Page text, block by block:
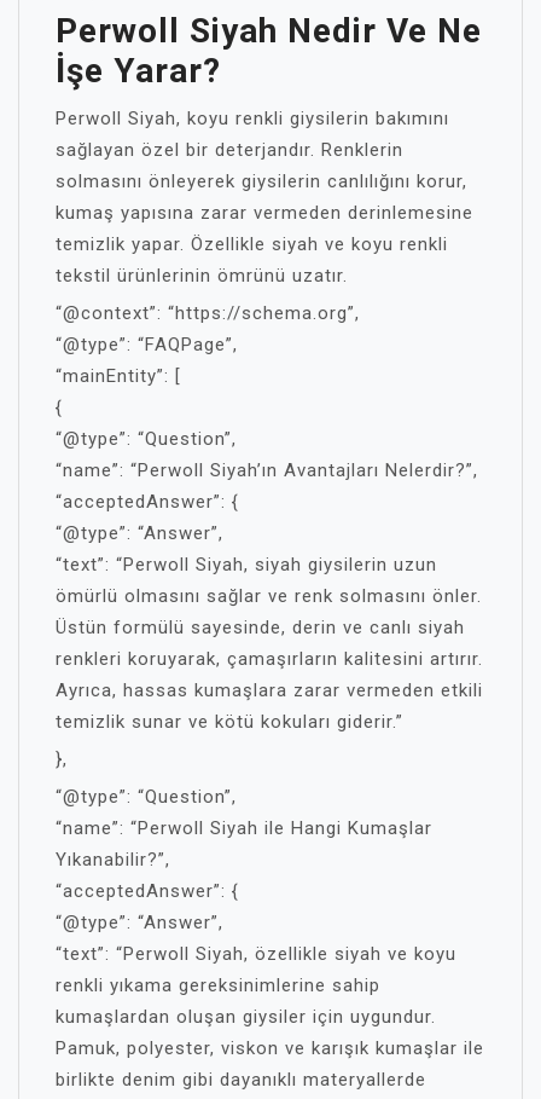
Perwoll Siyah Nedir Ve Ne
İşe Yarar?
Perwoll Siyah, koyu renkli giysilerin bakımını
sağlayan özel bir deterjandır. Renklerin
solmasını önleyerek giysilerin canlılığını korur,
kumaş yapısına zarar vermeden derinlemesine
temizlik yapar. Özellikle siyah ve koyu renkli
tekstil ürünlerinin ömrünü uzatır.
“@context”: “https://schema.org”,
“@type”: “FAQPage”,
“mainEntity”: [
{
“@type”: “Question”,
“name”: “Perwoll Siyah’ın Avantajları Nelerdir?”,
“acceptedAnswer”: {
“@type”: “Answer”,
“text”: “Perwoll Siyah, siyah giysilerin uzun
ömürlü olmasını sağlar ve renk solmasını önler.
Üstün formülü sayesinde, derin ve canlı siyah
renkleri koruyarak, çamaşırların kalitesini artırır.
Ayrıca, hassas kumaşlara zarar vermeden etkili
temizlik sunar ve kötü kokuları giderir.”
},
“@type”: “Question”,
“name”: “Perwoll Siyah ile Hangi Kumaşlar
Yıkanabilir?”,
“acceptedAnswer”: {
“@type”: “Answer”,
“text”: “Perwoll Siyah, özellikle siyah ve koyu
renkli yıkama gereksinimlerine sahip
kumaşlardan oluşan giysiler için uygundur.
Pamuk, polyester, viskon ve karışık kumaşlar ile
birlikte denim gibi dayanıklı materyallerde